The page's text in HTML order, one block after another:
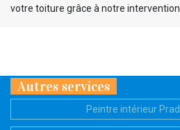
votre toiture grâce à notre intervention.
Autres services
Peintre intérieur